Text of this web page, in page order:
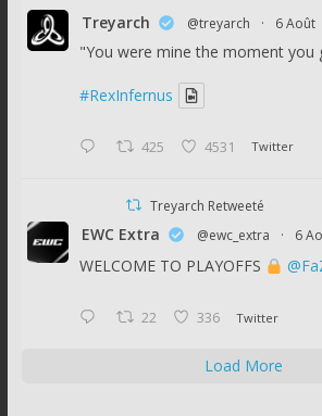
Treyarch @treyarch · 6 Août
"You were mine the moment you
#RexInfernus
425 4531 Twitter
Treyarch Retweeté
EWC Extra @ewc_extra · 6
WELCOME TO PLAYOFFS
22 336 Twitter
Load More